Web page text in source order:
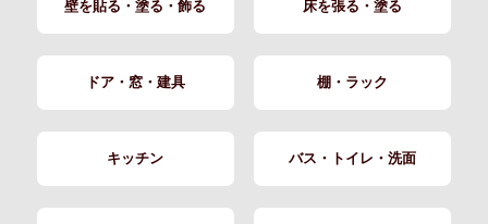
壁を貼る・塗る・飾る 床を張る・塗る
ドア・窓・建具 棚・ラック
キッチン バス・トイレ・洗面